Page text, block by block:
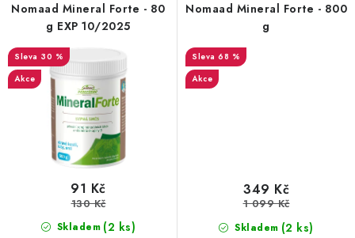
Nomaad Mineral Forte - 80
g EXP 10/2025
30 %
Akce
Skladem (2 ks)
91 Kč
130 Kč
Nomaad Mineral Forte - 800
g
68 %
Akce
Skladem (2 ks)
349 Kč
1 099 Kč